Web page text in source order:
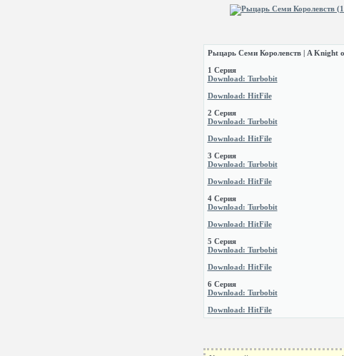
Рыцарь Семи Королевств | A Knight
1 Серия
Download: Turbobit
Download: HitFile
2 Серия
Download: Turbobit
Download: HitFile
3 Серия
Download: Turbobit
Download: HitFile
4 Серия
Download: Turbobit
Download: HitFile
5 Серия
Download: Turbobit
Download: HitFile
6 Серия
Download: Turbobit
Download: HitFile